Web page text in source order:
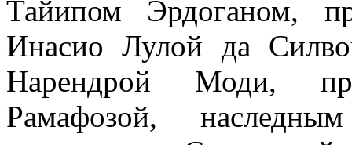
Тайипом Эрдоганом,
Инасио Лулой да
Нарендрой Моди,
Рамафозой,